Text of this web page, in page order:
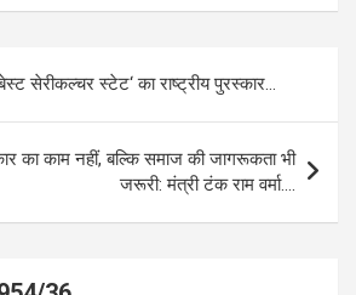
A
e
gr
a
m
ail py
Li
n
k
ar
सेरीकल्चर स्टेट‘ का राष्ट्रीय पुरस्कार…
का काम नहीं, बल्कि समाज की जागरूकता भी
जरूरी: मंत्री टंक राम वर्मा….